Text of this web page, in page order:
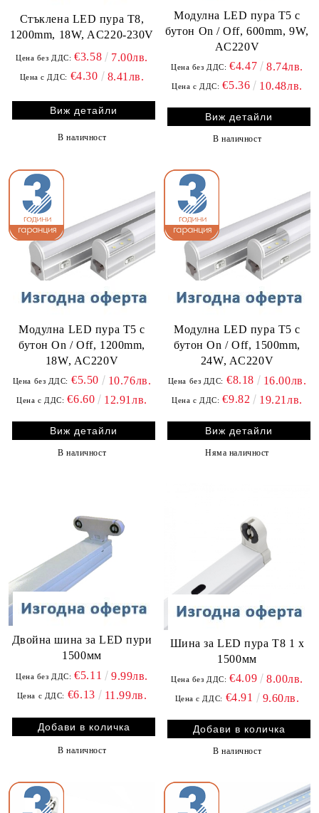
Стъклена LED пура T8,
1200mm, 18W, AC220-230V
Цена без ДДС: €3.58 7.00лв.
Цена с ДДС: €4.30 8.41лв.
Виж детайли
В наличност
Модулна LED пура T5 с
бутон On / Off, 600mm, 9W,
AC220V
Цена без ДДС: €4.47 8.74лв.
Цена с ДДС: €5.36 10.48лв.
Виж детайли
В наличност
Модулна LED пура T5 с
бутон On / Off, 1200mm,
18W, AC220V
Цена без ДДС: €5.50 10.76лв.
Цена с ДДС: €6.60 12.91лв.
Виж детайли
В наличност
Модулна LED пура T5 с
бутон On / Off, 1500mm,
24W, AC220V
Цена без ДДС: €8.18 16.00лв.
Цена с ДДС: €9.82 19.21лв.
Виж детайли
Няма наличност
Двойна шина за LED пури
1500мм
Цена без ДДС: €5.11 9.99лв.
Цена с ДДС: €6.13 11.99лв.
В наличност
Шина за LED пура Т8 1 х
1500мм
Цена без ДДС: €4.09 8.00лв.
Цена с ДДС: €4.91 9.60лв.
В наличност